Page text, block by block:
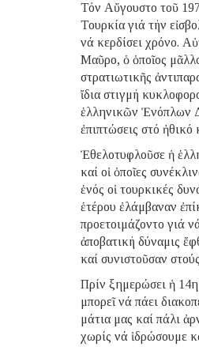
Τόν Αὔγουστο τοῦ
Τουρκία γιά τήν
νά κερδίσει χρόνο.
Μαῦρο, ὁ ὁποῖος
στρατιωτικῆς
ἴδια στιγμή
ἑλληνικῶν Ἐνόπλων
ἐπιπτώσεις στό
Ἐθελοτυφλοῦσε ἡ
καί οἱ ὁποῖες
ἑνός οἱ τουρκικές
ἑτέρου ἐλάμβαναν
προετοιμάζοντο γιά
ἀποβατική δύναμις
καί συνιστοῦσαν
Πρίν ξημερώσει ἡ
μπορεῖ νά πάει
μάτια μας καί πάλι
χωρίς νά ἱδρώσουμε